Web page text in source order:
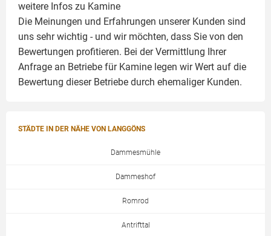
weitere Infos zu Kamine
Die Meinungen und Erfahrungen unserer Kunden sind
uns sehr wichtig - und wir möchten, dass Sie von den
Bewertungen profitieren. Bei der Vermittlung Ihrer
Anfrage an Betriebe für Kamine legen wir Wert auf die
Bewertung dieser Betriebe durch ehemaliger Kunden.
STÄDTE IN DER NÄHE VON LANGGÖNS
Dammesmühle
Dammeshof
Romrod
Antrifttal